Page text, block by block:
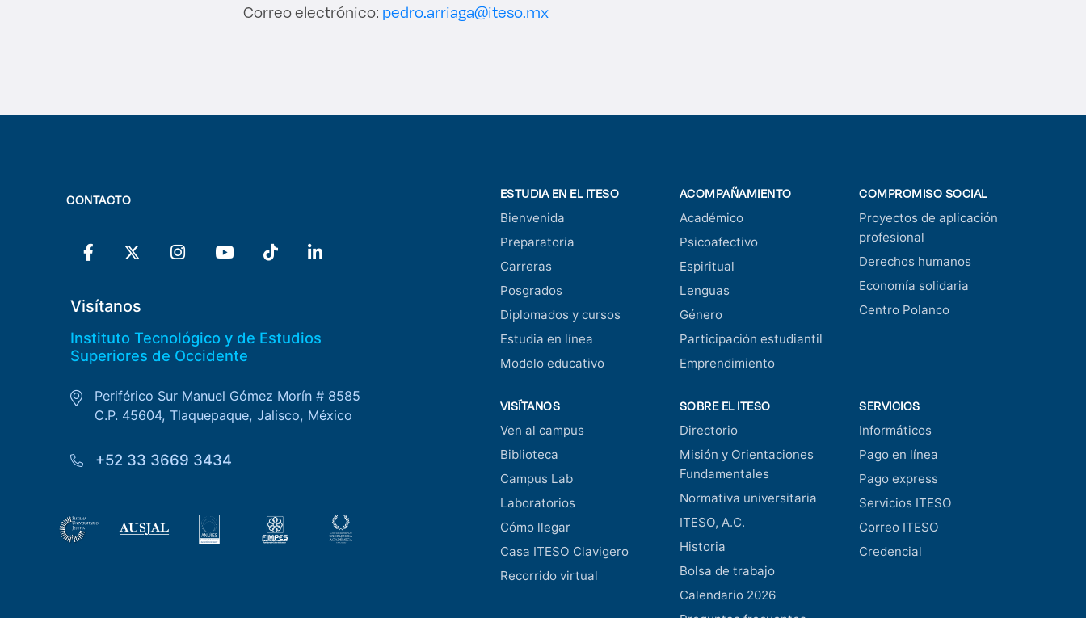
Correo electrónico: pedro.arriaga@iteso.mx
CONTACTO
Visítanos
Instituto Tecnológico y de Estudios
Superiores de Occidente
Periférico Sur Manuel Gómez Morín # 8585
C.P. 45604, Tlaquepaque, Jalisco, México
+52 33 3669 3434
ESTUDIA EN EL ITESO
Bienvenida
Preparatoria
Carreras
Posgrados
Diplomados y cursos
Estudia en línea
Modelo educativo
ACOMPAÑAMIENTO
Académico
Psicoafectivo
Espiritual
Lenguas
Género
Participación estudiantil
Emprendimiento
COMPROMISO SOCIAL
Proyectos de aplicación
profesional
Derechos humanos
Economía solidaria
Centro Polanco
VISÍTANOS
Ven al campus
Biblioteca
Campus Lab
Laboratorios
Cómo llegar
Casa ITESO Clavigero
Recorrido virtual
SOBRE EL ITESO
Directorio
Misión y Orientaciones
Fundamentales
Normativa universitaria
ITESO, A.C.
Historia
Bolsa de trabajo
Calendario 2026
SERVICIOS
Informáticos
Pago en línea
Pago express
Servicios ITESO
Correo ITESO
Credencial